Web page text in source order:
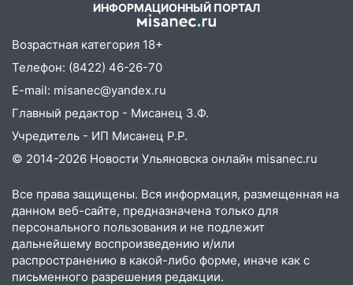
Фоторепортаж с улиц Ульяновска
после шторма: поваленные деревья и
затопленные улицы
14:28
Ураган вырвал остановку на улице
Деева в Заволжье
14:26 Жители Ульяновска сами
пытаются расчистить ливнёвки, не
дождавшись коммунальщиков
14:16 Шторм продолжает ломать город:
на улице Любови Шевцовой рухнул
светофор
14:14 Студента из Ульяновска обманули
мошенники под видом преподавателя
ИНФОРМАЦИОННЫЙ ПОРТАЛ
Возрастная категория 18+
Телефон: (8422) 46-26-70
E-mail: misanec@yandex.ru
Главный редактор - Мисанец З.Ф.
Учредитель - ИП Мисанец Р.Р.
© 2014-2026 Новости Ульяновска онлайн misanec.ru
Все права защищены. Вся информация, размещенная на
данном веб-сайте, предназначена только для
персонального пользования и не подлежит
дальнейшему воспроизведению и/или
распространению в какой-либо форме, иначе как с
письменного разрешения редакции.